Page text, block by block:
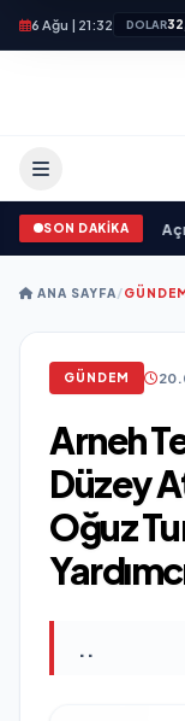
6 Ağu | 21:32 DOLAR
SON DAKİKA
•Ali Emre Açıkgöz
ANA SAYFA/
GÜNDEM
Arneh
Düzey
Oğuz
..